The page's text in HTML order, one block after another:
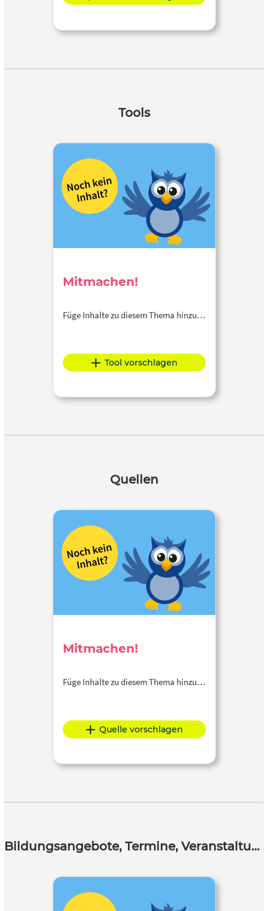
Tools
Mitmachen!
Füge Inhalte zu diesem Thema hinzu…
Tool vorschlagen
Quellen
Mitmachen!
Füge Inhalte zu diesem Thema hinzu…
Quelle vorschlagen
Bildungsangebote, Termine, Veranstaltungen